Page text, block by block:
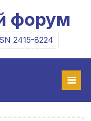
форум
2415-8224